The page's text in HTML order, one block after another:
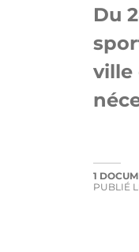
Du
ville
1
PUBLIÉ